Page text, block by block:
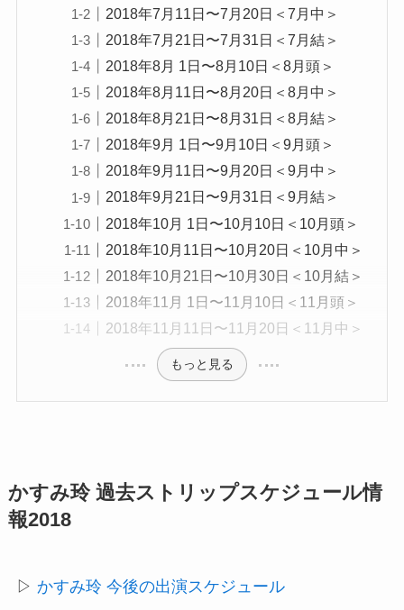
2018年7月11日〜7月20日＜7月中＞
2018年7月21日〜7月31日＜7月結＞
2018年8月 1日〜8月10日＜8月頭＞
2018年8月11日〜8月20日＜8月中＞
2018年8月21日〜8月31日＜8月結＞
2018年9月 1日〜9月10日＜9月頭＞
2018年9月11日〜9月20日＜9月中＞
2018年9月21日〜9月31日＜9月結＞
2018年10月 1日〜10月10日＜10月頭＞
2018年10月11日〜10月20日＜10月中＞
2018年10月21日〜10月30日＜10月結＞
2018年11月 1日〜11月10日＜11月頭＞
2018年11月11日〜11月20日＜11月中＞
もっと見る
かすみ玲 過去ストリップスケジュール情
報2018
▷ かすみ玲 今後の出演スケジュール